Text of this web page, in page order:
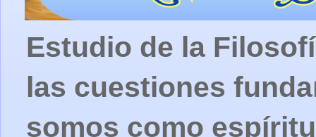
Estudio de la
las cuestiones
somos como